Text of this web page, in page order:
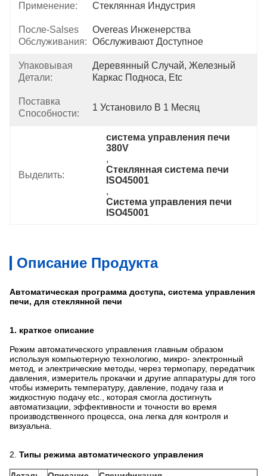
Применение: Стеклянная Индустрия
После-Salses
Обслуживания:
Overeas Инженерства
Обслуживают Доступное
Упаковывая
Детали:
Деревянный Случай, Железный
Каркас Подноса, Etc
Поставка
Способности:
1 Установило В 1 Месяц
Выделить:
система управления печи
380V
,
Стеклянная система печи
ISO45001
,
Система управления печи
ISO45001
Описание Продукта
Автоматическая программа доступа, система управления
печи, для стеклянной печи
1. краткое описание
Режим автоматического управления главным образом
используя компьютерную технологию, микро- электронный
метод, и электрические методы, через термопару, передатчик
давления, измеритель прокачки и другие аппаратуры для того
чтобы измерить температуру, давление, подачу газа и
жидкостную подачу etc., которая смогла достигнуть
автоматизации, эффективности и точности во время
производственного процесса, она легка для контроля и
визуальна.
2. Типы режима автоматического управления